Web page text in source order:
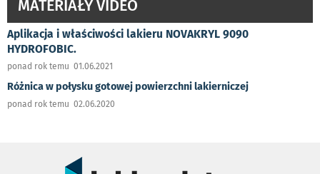
MATERIAŁY VIDEO
Aplikacja i właściwości lakieru NOVAKRYL 9090
HYDROFOBIC.
ponad rok temu 01.06.2021
Różnica w połysku gotowej powierzchni lakierniczej
ponad rok temu 02.06.2020